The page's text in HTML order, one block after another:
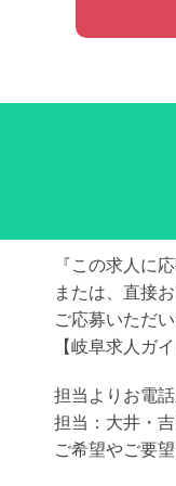
『この求人に
または、直接
ご応募いただ
【岐阜求人ガ
担当よりお電話
担当：大井・
ご希望やご要